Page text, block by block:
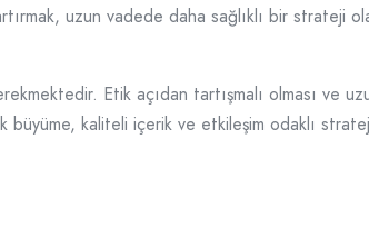
uzun vadede daha sağlıklı bir strateji
Etik açıdan tartışmalı olması ve
büyüme, kaliteli içerik ve etkileşim odaklı